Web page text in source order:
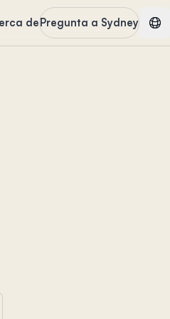
dePregunta a Sydney